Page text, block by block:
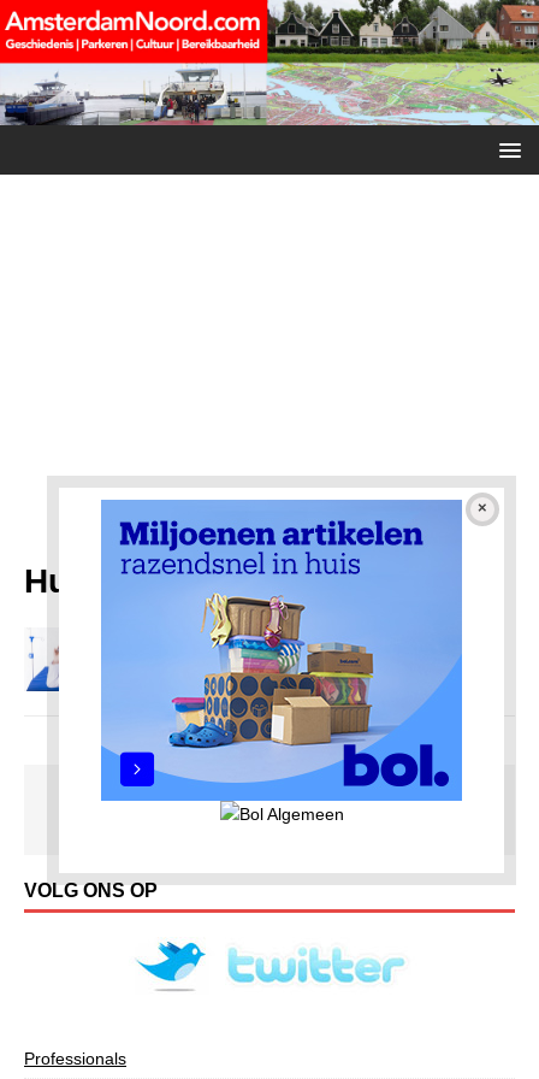
Huisarts
Huisarts Amsterdam-Noord
4 september 2020 Redactie AmsterdamNoord com
VOLG ONS OP
Professionals